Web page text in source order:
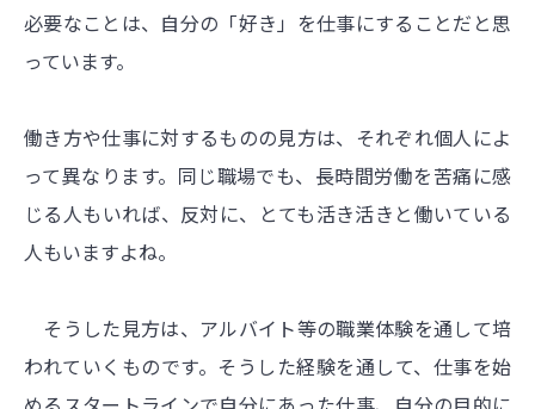
必要なことは、自分の「好き」を仕事にすることだと思
っています。
働き方や仕事に対するものの見方は、それぞれ個人によ
って異なります。同じ職場でも、長時間労働を苦痛に感
じる人もいれば、反対に、とても活き活きと働いている
人もいますよね。
そうした見方は、アルバイト等の職業体験を通して培
われていくものです。そうした経験を通して、仕事を始